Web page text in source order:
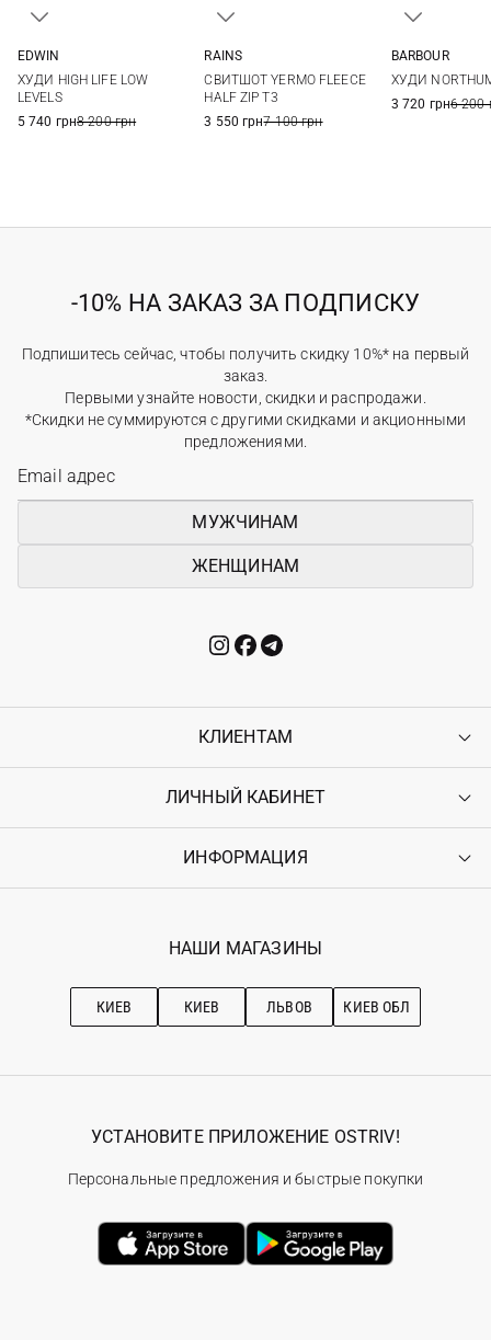
XL
EDWIN
ХУДИ HIGH LIFE LOW
LEVELS
5 740 грн8 200 грн
RAINS
СВИТШОТ YERMO FLEECE
HALF ZIP T3
3 550 грн7 100 грн
BARBOUR
ХУДИ
3 720 грн6 200
-10% НА ЗАКАЗ ЗА ПОДПИСКУ
Подпишитесь сейчас, чтобы получить скидку 10%* на первый
заказ.
Первыми узнайте новости, скидки и распродажи.
*Скидки не суммируются с другими скидками и акционными
предложениями.
МУЖЧИНАМ
ЖЕНЩИНАМ
КЛИЕНТАМ
Контакты
Возврат
Гарантия
ЛИЧНЫЙ КАБИНЕТ
Войти
Ostriv Club+
ИНФОРМАЦИЯ
Наши магазини
Рекомендации по уходу
НАШИ МАГАЗИНЫ
КИЕВ КИЕВ ЛЬВОВ КИЕВ ОБЛ
УСТАНОВИТЕ ПРИЛОЖЕНИЕ OSTRIV!
Персональные предложения и быстрые покупки